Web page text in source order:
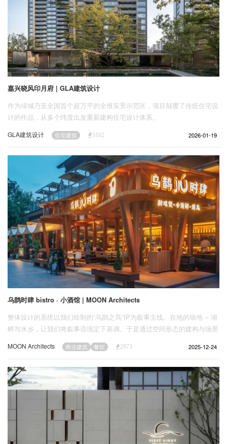
嘉兴晓风印月府 | GLA建筑设计
作为绿城乃至全国首个超万平的全维实景示范区，项目颠覆了传统住宅设
计的作品，从多个纬度出发重新建构住宅设计体系。
GLA建筑设计 住宅建筑 3162 2026-01-19
乌鹊时肆 bistro · 小酒馆 | MOON Architects
整体设计的系统以我们绘制的“乌鹊之鸟”IP为叙事主线。在地的场地 -- 湖
畔与水乡，让我们将叙事语境定下基调。于是通过空间形态的建构与场景
叙事的递进，品牌故事温柔铺展于南湖之畔。
MOON Architects 商业建筑 餐饮 2973 2025-12-24